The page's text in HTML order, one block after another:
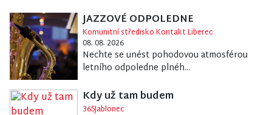
JAZZOVÉ ODPOLEDNE
Komunitní středisko Kontakt Liberec
08. 08. 2026
Nechte se unést pohodovou atmosférou
letního odpoledne plnéh...
Kdy už tam budem
365Jablonec